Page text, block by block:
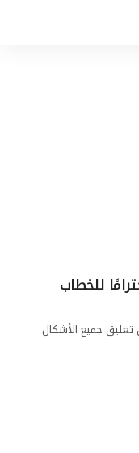
للخطاب
جميع الأشكال